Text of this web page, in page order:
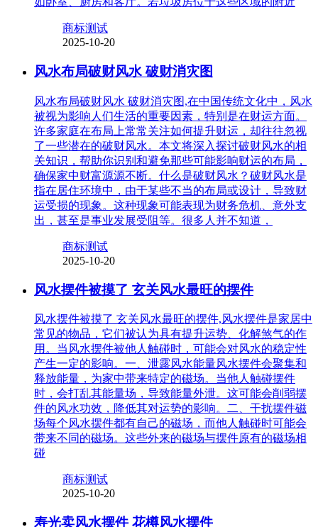
商标测试
2025-10-20
风水布局破财风水 破财消灾图
风水布局破财风水 破财消灾图,在中国传统文化中，风水
被视为影响人们生活的重要因素，特别是在财运方面。
许多家庭在布局上常常关注如何提升财运，却往往忽视
了一些潜在的破财风水。本文将深入探讨破财风水的相
关知识，帮助你识别和避免那些可能影响财运的布局，
确保家中财富源源不断。什么是破财风水？破财风水是
指在居住环境中，由于某些不当的布局或设计，导致财
运受损的现象。这种现象可能表现为财务危机、意外支
出，甚至是事业发展受阻等。很多人并不知道，
商标测试
2025-10-20
风水摆件被摸了 玄关风水最旺的摆件
风水摆件被摸了 玄关风水最旺的摆件,风水摆件是家居中
常见的物品，它们被认为具有提升运势、化解煞气的作
用。当风水摆件被他人触碰时，可能会对风水的稳定性
产生一定的影响。一、泄露风水能量风水摆件会聚集和
释放能量，为家中带来特定的磁场。当他人触碰摆件
时，会打乱其能量场，导致能量外泄。这可能会削弱摆
件的风水功效，降低其对运势的影响。二、干扰摆件磁
场每个风水摆件都有自己的磁场，而他人触碰时可能会
带来不同的磁场。这些外来的磁场与摆件原有的磁场相
碰
商标测试
2025-10-20
寿光卖风水摆件 花樽风水摆件